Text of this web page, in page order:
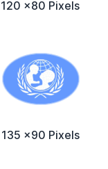
120 x80 Pixels
135 x90 Pixels